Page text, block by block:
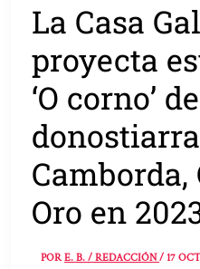
La Casa
proyecta
‘O corno’
Camborda,
Oro en
PORE. B. / REDACCIÓN/17